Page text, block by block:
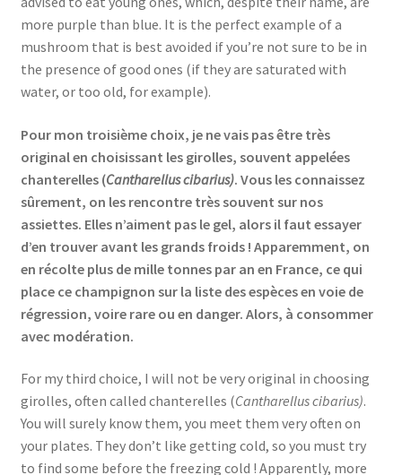
more purple than blue. It is the perfect example of a
mushroom that is best avoided if you’re not sure to be in
the presence of good ones (if they are saturated with
water, or too old, for example).
Pour mon troisième choix, je ne vais pas être très
original en choisissant les girolles, souvent appelées
chanterelles (Cantharellus cibarius). Vous les connaissez
sûrement, on les rencontre très souvent sur nos
assiettes. Elles n’aiment pas le gel, alors il faut essayer
d’en trouver avant les grands froids ! Apparemment, on
en récolte plus de mille tonnes par an en France, ce qui
place ce champignon sur la liste des espèces en voie de
régression, voire rare ou en danger. Alors, à consommer
avec modération.
For my third choice, I will not be very original in choosing
girolles, often called chanterelles (Cantharellus cibarius).
You will surely know them, you meet them very often on
your plates. They don’t like getting cold, so you must try
to find some before the freezing cold ! Apparently, more